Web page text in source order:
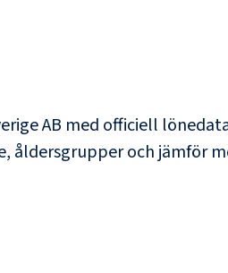
AB med officiell
åldersgrupper och jämför